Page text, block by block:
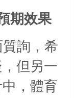
期效果
詢，希
但另一
，體育